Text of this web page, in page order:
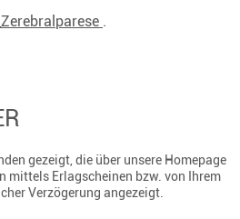
.
gezeigt, die über unsere Homepage
mittels Erlagscheinen bzw. von Ihrem
Verzögerung angezeigt.